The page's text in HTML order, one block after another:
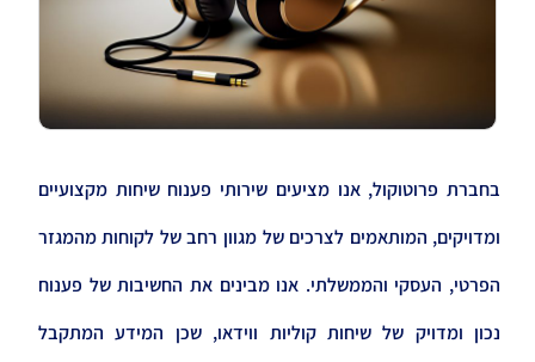
בחברת פרוטוקול, אנו מציעים שירותי פענוח שיחות מקצועיים
ומדויקים, המותאמים לצרכים של מגוון רחב של לקוחות מהמגזר
הפרטי, העסקי והממשלתי. אנו מבינים את החשיבות של פענוח
נכון ומדויק של שיחות קוליות ווידאו, שכן המידע המתקבל